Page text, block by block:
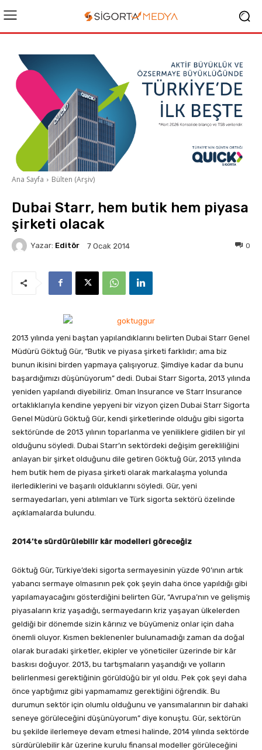
Ana Sayfa Bülten (Arşiv)
Dubai Starr, hem butik hem piyasa
şirketi olacak
Yazar: Editör 7 Ocak 2014 0
2013 yılında yeni baştan yapılandıklarını belirten Dubai Starr Genel
Müdürü Göktuğ Gür, “Butik ve piyasa şirketi farklıdır; ama biz
bunun ikisini birden yapmaya çalışıyoruz. Şimdiye kadar da bunu
başardığımızı düşünüyorum” dedi. Dubai Starr Sigorta, 2013 yılında
yeniden yapılandı diyebiliriz. Oman Insurance ve Starr Insurance
ortaklıklarıyla kendine yepyeni bir vizyon çizen Dubai Starr Sigorta
Genel Müdürü Göktuğ Gür, kendi şirketlerinde olduğu gibi sigorta
sektöründe de 2013 yılının toparlanma ve yeniliklere gidilen bir yıl
olduğunu söyledi. Dubai Starr’ın sektördeki değişim gerekliliğini
anlayan bir şirket olduğunu dile getiren Göktuğ Gür, 2013 yılında
hem butik hem de piyasa şirketi olarak markalaşma yolunda
ilerlediklerini ve başarılı olduklarını söyledi. Gür, yeni
sermayedarları, yeni atılımları ve Türk sigorta sektörü özelinde
açıklamalarda bulundu.
2014’te sürdürülebilir kâr modelleri göreceğiz
Göktuğ Gür, Türkiye’deki sigorta sermayesinin yüzde 90’ının artık
yabancı sermaye olmasının pek çok şeyin daha önce yapıldığı gibi
yapılamayacağını gösterdiğini belirten Gür, “Avrupa’nın ve gelişmiş
piyasaların kriz yaşadığı, sermayedarın kriz yaşayan ülkelerden
geldiği bir dönemde sizin kârınız ve büyümeniz onlar için daha
önemli oluyor. Kısmen beklenenler bulunamadığı zaman da doğal
olarak buradaki şirketler, ekipler ve yöneticiler üzerinde bir kâr
baskısı doğuyor. 2013, bu tartışmaların yaşandığı ve yolların
belirlenmesi gerektiğinin görüldüğü bir yıl oldu. Pek çok şeyi daha
önce yaptığımız gibi yapmamamız gerektiğini öğrendik. Bu
durumun sektör için olumlu olduğunu ve yansımalarının bir dahaki
seneye görüleceğini düşünüyorum” diye konuştu. Gür, sektörün
bu şekilde ilerlemeye devam etmesi halinde, 2014 yılında sektörde
sürdürülebilir kâr üzerine kurulu finansal modeller görüleceğini